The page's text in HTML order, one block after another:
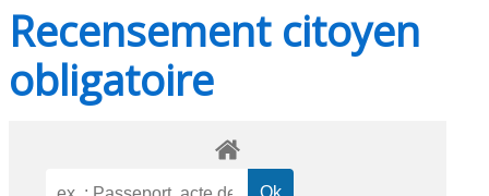
Recensement citoyen
obligatoire